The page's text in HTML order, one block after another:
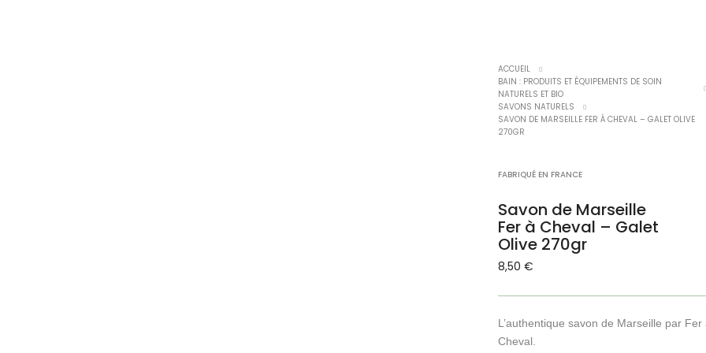
ACCUEIL
BAIN : PRODUITS ET ÉQUIPEMENTS DE SOIN
NATURELS ET BIO
SAVONS NATURELS
SAVON DE MARSEILLE FER À CHEVAL – GALET OLIVE
270GR
FABRIQUÉ EN FRANCE
Savon de Marseille
Fer à Cheval – Galet
Olive 270gr
8,50€
L’authentique savon de Marseille par Fer
Cheval.